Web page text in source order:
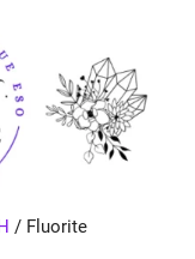
/ Fluorite